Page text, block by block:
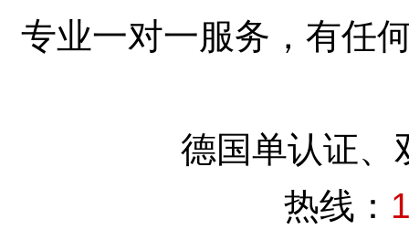
专业一对一服务，有任
德国单认证、
热线：